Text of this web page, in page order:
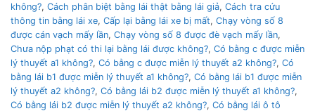
không?, Cách phân biệt bằng lái thật bằng lái giả, Cách tra cứu
thông tin bằng lái xe, Cấp lại bằng lái xe bị mất, Chạy vòng số 8
được cán vạch mấy lần, Chạy vòng số 8 được đè vạch mấy lần,
Chưa nộp phạt có thi lại bằng lái được không?, Có bằng c được miễn
lý thuyết a1 không?, Có bằng c được miễn lý thuyết a2 không?, Có
bằng lái b1 được miễn lý thuyết a1 không?, Có bằng lái b1 được miễn
lý thuyết a2 không?, Có bằng lái b2 được miễn lý thuyết a1 không?,
Có bằng lái b2 được miễn lý thuyết a2 không?, Có bằng lái ô tô